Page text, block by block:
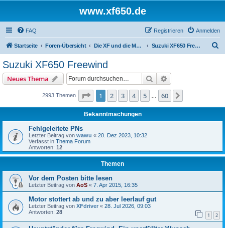
www.xf650.de
FAQ Anmelden
Registrieren
Startseite Foren-Übersicht Die XF und die Moppeds der ehemaligen XF-Treiber Suzuki XF650 Freewind
Suzuki XF650 Freewind
Neues Thema Suche
2993 Themen Seite 1von 60
1 2 3 4 5 60
Bekanntmachungen
Fehlgeleitete PNs
Letzter Beitrag von wawu « 20. Dez 2023, 10:32
Verfasst in Thema Forum
Antworten: 12
Themen
Vor dem Posten bitte lesen
Letzter Beitrag von AoS « 7. Apr 2015, 16:35
Motor stottert ab und zu aber leerlauf gut
Letzter Beitrag von XFdriver « 28. Jul 2026, 09:03
Antworten: 28 1 2